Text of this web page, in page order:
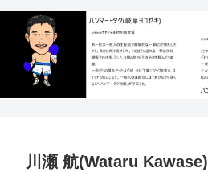
川瀬 航(Wataru Kawase)